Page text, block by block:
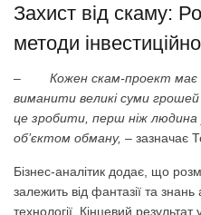
Захист від скаму:
методи
–
Кожен скам-проект
виманити великі суми
це зробити, перш ніж
об’єктом обману, – зазначає
Бізнес-аналітик додає, що
залежить від фантазії та
технології. Кінцевий